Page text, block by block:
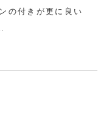
の付きが更に良い